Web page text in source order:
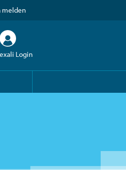
melden
Login